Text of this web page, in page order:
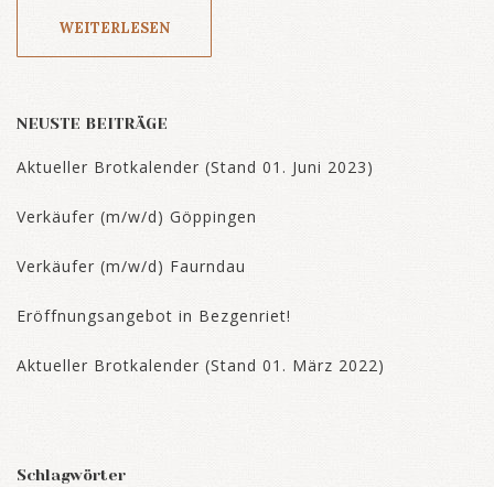
WEITERLESEN
NEUSTE BEITRÄGE
Aktueller Brotkalender (Stand 01. Juni 2023)
Verkäufer (m/w/d) Göppingen
Verkäufer (m/w/d) Faurndau
Eröffnungsangebot in Bezgenriet!
Aktueller Brotkalender (Stand 01. März 2022)
Schlagwörter